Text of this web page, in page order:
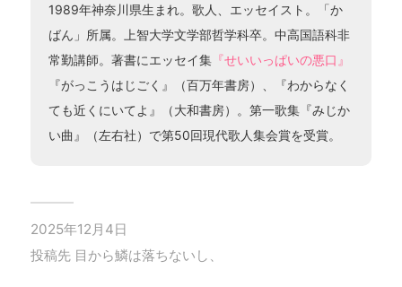
1989年神奈川県生まれ。歌人、エッセイスト。「か
ばん」所属。上智大学文学部哲学科卒。中高国語科非
常勤講師。著書にエッセイ集『せいいっぱいの悪口』
『がっこうはじごく』（百万年書房）、『わからなく
ても近くにいてよ』（大和書房）。第一歌集『みじか
い曲』（左右社）で第50回現代歌人集会賞を受賞。
2025年12月4日
投稿先 目から鱗は落ちないし、